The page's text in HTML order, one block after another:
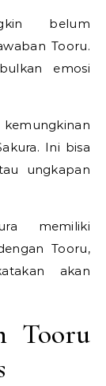
belum
Tooru.
emosi
Ini bisa
ungkapan
memiliki
Tooru,
akan
Tooru